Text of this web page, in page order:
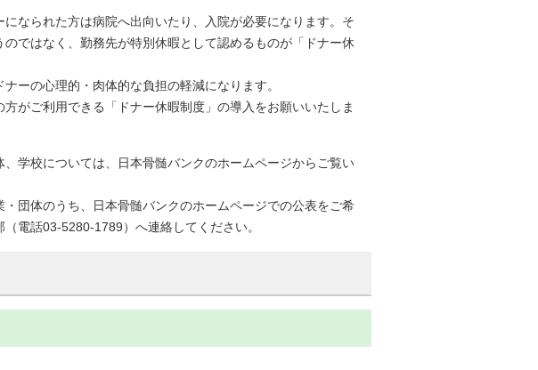
なられた方は病院へ出向いたり、入院が必要になります。そ
ではなく、勤務先が特別休暇として認めるものが「ドナー休
ーの心理的・肉体的な負担の軽減になります。
がご利用できる「ドナー休暇制度」の導入をお願いいたしま
学校については、日本骨髄バンクのホームページからご覧い
団体のうち、日本骨髄バンクのホームページでの公表をご希
電話03-5280-1789）へ連絡してください。